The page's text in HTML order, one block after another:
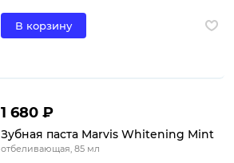
В корзину
1 680 ₽
Зубная паста Marvis Whitening Mint
отбеливающая, 85 мл